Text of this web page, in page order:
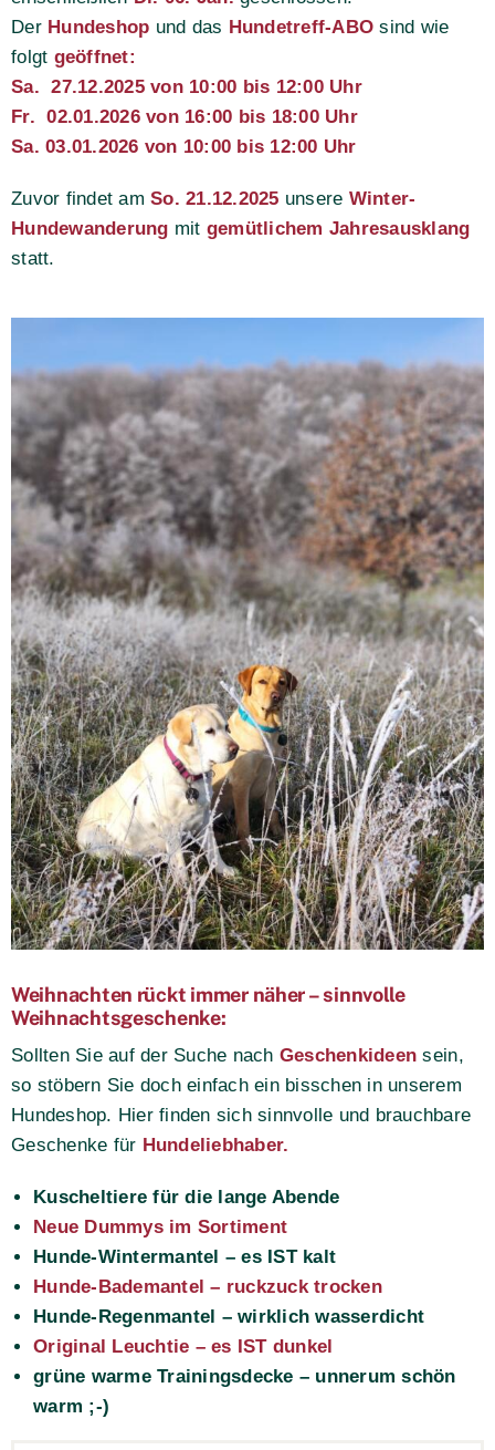
Der Hundeshop und das Hundetreff-ABOsind wie
folgt geöffnet:
Sa. 27.12.2025 von 10:00 bis 12:00 Uhr
Fr. 02.01.2026 von 16:00 bis 18:00 Uhr
Sa. 03.01.2026 von 10:00 bis 12:00 Uhr
Zuvor findet amSo. 21.12.2025 unsere Winter-
Hundewanderung mit gemütlichem Jahresausklang
statt.
Weihnachten rückt immer näher – sinnvolle
Weihnachtsgeschenke:
Sollten Sie auf der Suche nach Geschenkideen sein,
so stöbern Sie doch einfach ein bisschen in unserem
Hundeshop. Hier finden sich sinnvolle und brauchbare
Geschenke für Hundeliebhaber.
Kuscheltiere für die lange Abende
Neue Dummys im Sortiment
Hunde-Wintermantel – es IST kalt
Hunde-Bademantel – ruckzuck trocken
Hunde-Regenmantel – wirklich wasserdicht
Original Leuchtie – es IST dunkel
grüne warme Trainingsdecke – unnerum schön
warm ;-)